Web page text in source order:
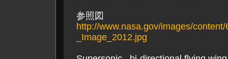
参照図
http://www.nasa.gov/images/
_Image_2012.jpg